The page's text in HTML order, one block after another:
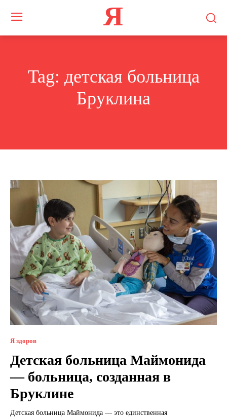
Я
Tag: детская больница
Бруклина
Я здоров
Детская больница Маймонида
— больница, созданная в
Бруклине
Детская больница Маймонида — это единственная